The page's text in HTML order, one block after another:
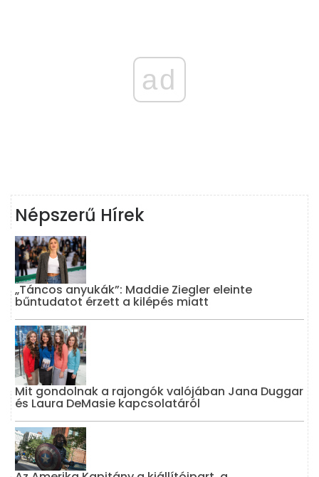
ad
Népszerű Hírek
„Táncos anyukák”: Maddie Ziegler eleinte
bűntudatot érzett a kilépés miatt
Mit gondolnak a rajongók valójában Jana Duggar
és Laura DeMasie kapcsolatáról